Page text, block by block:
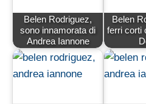
Belen Rodriguez,
sono innamorata di
Andrea Iannone
Belen
ferri corti